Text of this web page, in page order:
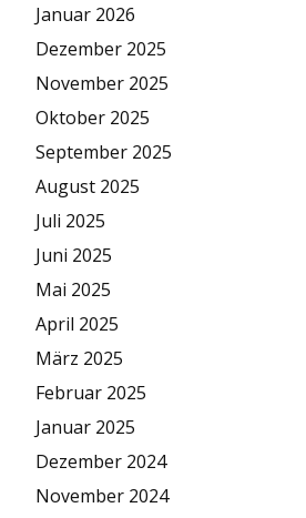
Januar 2026
Dezember 2025
November 2025
Oktober 2025
September 2025
August 2025
Juli 2025
Juni 2025
Mai 2025
April 2025
März 2025
Februar 2025
Januar 2025
Dezember 2024
November 2024